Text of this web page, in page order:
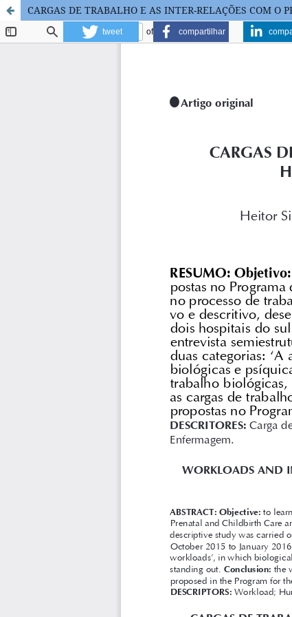
CARGAS DE TRABALHO E AS INTER-RELAÇÕES COM O
tweet compartilhar